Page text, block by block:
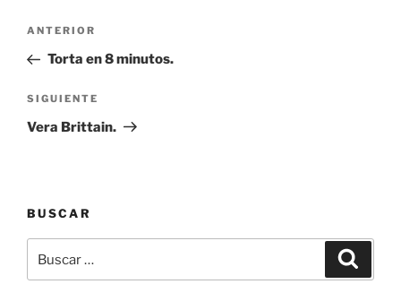
Navegación
entradas
Entrada
anterior:
ANTERIOR
Torta en 8 minutos.
Siguiente
entrada
SIGUIENTE
Vera Brittain.
BUSCAR
por: